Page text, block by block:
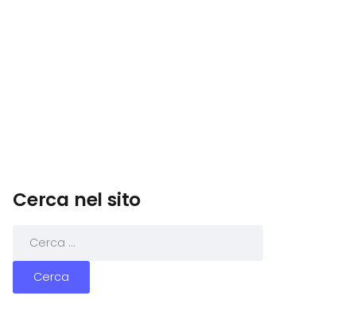
Cerca nel sito